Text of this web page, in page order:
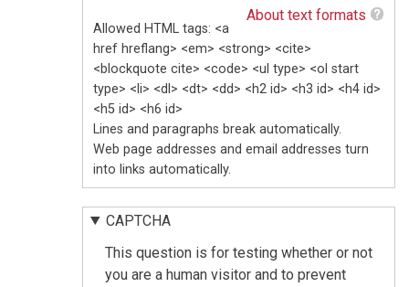
About text formats
Allowed HTML tags: <a
href hreflang> <em> <strong> <cite>
<blockquote cite> <code> <ul type> <ol start
type> <li> <dl> <dt> <dd> <h2 id> <h3 id> <h4 id>
<h5 id> <h6 id>
Lines and paragraphs break automatically.
Web page addresses and email addresses turn
into links automatically.
CAPTCHA
This question is for testing whether or not
you are a human visitor and to prevent